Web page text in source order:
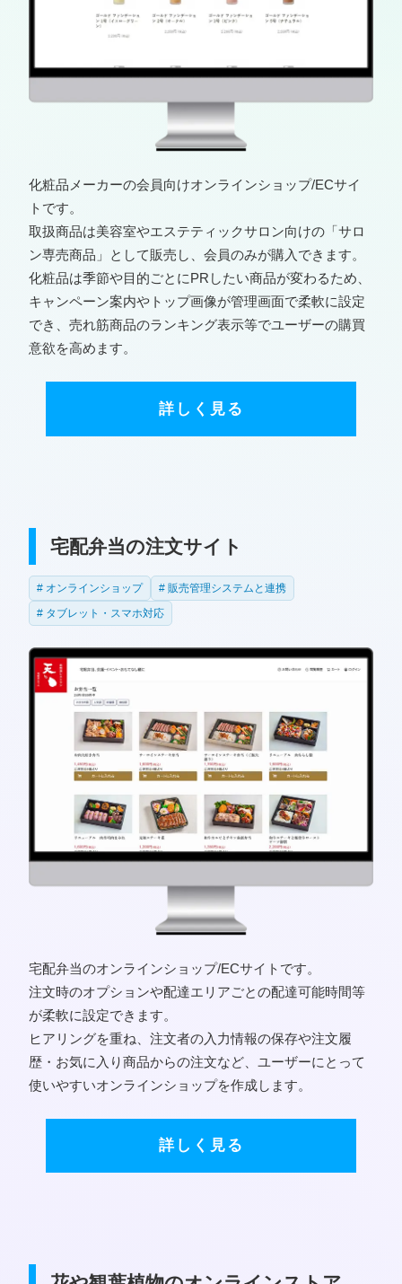
化粧品メーカーの会員向けオンラインショップ/ECサイ
トです。
取扱商品は美容室やエステティックサロン向けの「サロ
ン専売商品」として販売し、会員のみが購入できます。
化粧品は季節や目的ごとにPRしたい商品が変わるため、
キャンペーン案内やトップ画像が管理画面で柔軟に設定
でき、売れ筋商品のランキング表示等でユーザーの購買
意欲を高めます。
詳しく見る
宅配弁当の注文サイト
オンラインショップ
販売管理システムと連携
タブレット・スマホ対応
宅配弁当のオンラインショップ/ECサイトです。
注文時のオプションや配達エリアごとの配達可能時間等
が柔軟に設定できます。
ヒアリングを重ね、注文者の入力情報の保存や注文履
歴・お気に入り商品からの注文など、ユーザーにとって
使いやすいオンラインショップを作成します。
詳しく見る